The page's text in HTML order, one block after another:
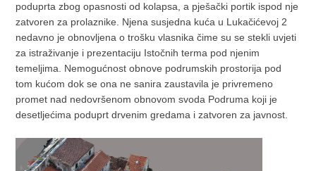
poduprta zbog opasnosti od kolapsa, a pješački portik ispod nje
zatvoren za prolaznike. Njena susjedna kuća u Lukačićevoj 2
nedavno je obnovljena o trošku vlasnika čime su se stekli uvjeti
za istraživanje i prezentaciju Istočnih terma pod njenim
temeljima. Nemogućnost obnove podrumskih prostorija pod
tom kućom dok se ona ne sanira zaustavila je privremeno
promet nad nedovršenom obnovom svoda Podruma koji je
desetljećima poduprt drvenim gredama i zatvoren za javnost.